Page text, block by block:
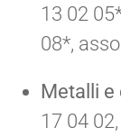
13 02
08*,
Metalli e
17 04